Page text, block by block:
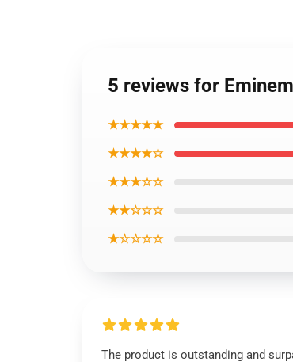
5 reviews for
★★★★★
★★★★☆
★★★☆☆
★★☆☆☆
★☆☆☆☆
The product is outstanding and